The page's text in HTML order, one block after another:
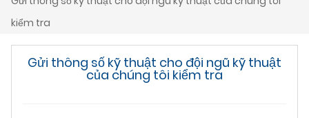
kiểm tra
Gửi thông số kỹ thuật cho đội ngũ kỹ thuật
của chúng tôi kiểm tra